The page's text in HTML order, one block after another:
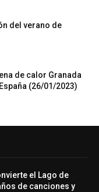
del verano de
de calor Granada
(26/01/2023)
el Lago de
de canciones y